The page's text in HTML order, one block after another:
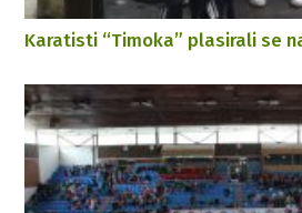
Karatisti “Timoka” plasirali se